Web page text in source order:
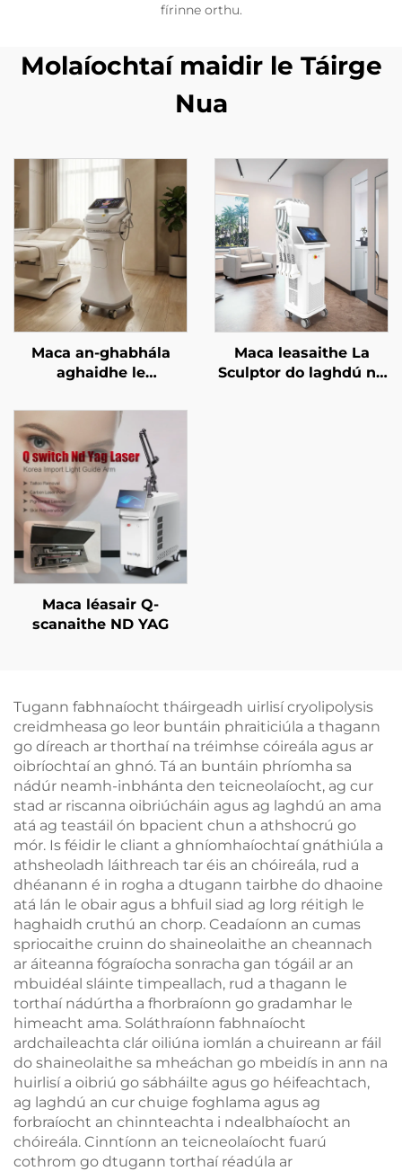
fírinne orthu.
Molaíochtaí maidir le Táirge
Nua
Maca an-ghabhála
aghaidhe le
RF dá dhraoidh
freastalaí 1/2 MHz
Maca leasaithe La
Sculptor do laghdú na
Maca léasair Q-
scanaithe ND YAG
Tugann fabhnaíocht tháirgeadh uirlisí cryolipolysis
creidmheasa go leor buntáin phraiticiúla a thagann
go díreach ar thorthaí na tréimhse cóireála agus ar
oibríochtaí an ghnó. Tá an buntáin phríomha sa
nádúr neamh-inbhánta den teicneolaíocht, ag cur
stad ar riscanna oibriúcháin agus ag laghdú an ama
atá ag teastáil ón bpacient chun a athshocrú go
mór. Is féidir le cliant a ghníomhaíochtaí gnáthiúla a
athsheoladh láithreach tar éis an chóireála, rud a
dhéanann é in rogha a dtugann tairbhe do dhaoine
atá lán le obair agus a bhfuil siad ag lorg réitigh le
haghaidh cruthú an chorp. Ceadaíonn an cumas
spriocaithe cruinn do shaineolaithe an cheannach
ar áiteanna fógraíocha sonracha gan tógáil ar an
mbuidéal sláinte timpeallach, rud a thagann le
torthaí nádúrtha a fhorbraíonn go gradamhar le
himeacht ama. Soláthraíonn fabhnaíocht
ardchaileachta clár oiliúna iomlán a chuireann ar fáil
do shaineolaithe sa mheáchan go mbeidís in ann na
huirlisí a oibriú go sábháilte agus go héifeachtach,
ag laghdú an cur chuige foghlama agus ag
forbraíocht an chinnteachta i ndealbhaíocht an
chóireála. Cinntíonn an teicneolaíocht fuarú
cothrom go dtugann torthaí réadúla ar